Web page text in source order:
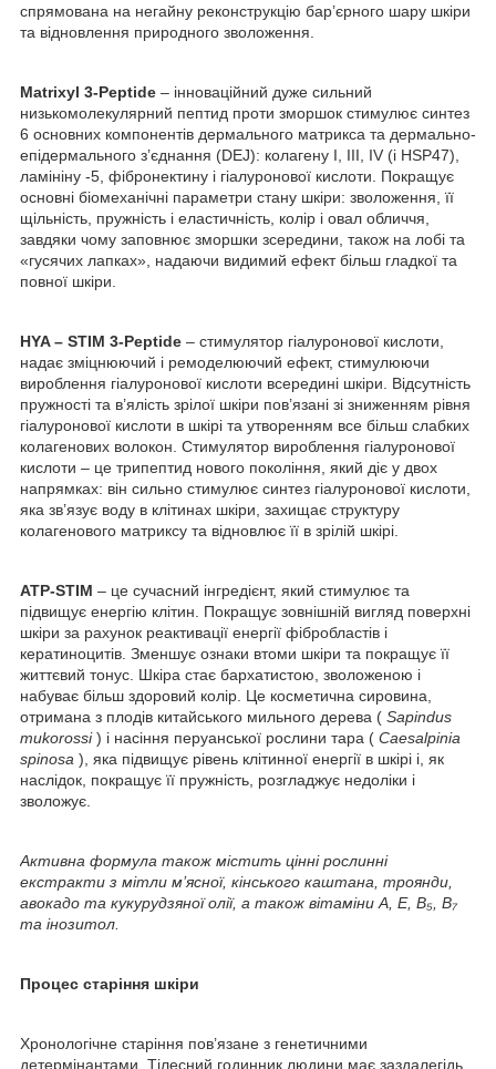
спрямована на негайну реконструкцію бар’єрного шару шкіри
та відновлення природного зволоження.
Matrixyl 3-Peptide – інноваційний дуже сильний
низькомолекулярний пептид проти зморшок стимулює синтез
6 основних компонентів дермального матрикса та дермально-
епідермального з’єднання (DEJ): колагену I, III, IV (і HSP47),
ламініну -5, фібронектину і гіалуронової кислоти. Покращує
основні біомеханічні параметри стану шкіри: зволоження, її
щільність, пружність і еластичність, колір і овал обличчя,
завдяки чому заповнює зморшки зсередини, також на лобі та
«гусячих лапках», надаючи видимий ефект більш гладкої та
повної шкіри.
HYA – STIM 3-Peptide – стимулятор гіалуронової кислоти,
надає зміцнюючий і ремоделюючий ефект, стимулюючи
вироблення гіалуронової кислоти всередині шкіри. Відсутність
пружності та в’ялість зрілої шкіри пов’язані зі зниженням рівня
гіалуронової кислоти в шкірі та утворенням все більш слабких
колагенових волокон. Стимулятор вироблення гіалуронової
кислоти – це трипептид нового покоління, який діє у двох
напрямках: він сильно стимулює синтез гіалуронової кислоти,
яка зв’язує воду в клітинах шкіри, захищає структуру
колагенового матриксу та відновлює її в зрілій шкірі.
ATP-STIM – це сучасний інгредієнт, який стимулює та
підвищує енергію клітин. Покращує зовнішній вигляд поверхні
шкіри за рахунок реактивації енергії фібробластів і
кератиноцитів. Зменшує ознаки втоми шкіри та покращує її
життєвий тонус. Шкіра стає бархатистою, зволоженою і
набуває більш здоровий колір. Це косметична сировина,
отримана з плодів китайського мильного дерева ( Sapindus
mukorossi) і насіння перуанської рослини тара ( Caesalpinia
spinosa ), яка підвищує рівень клітинної енергії в шкірі і, як
наслідок, покращує її пружність, розгладжує недоліки і
зволожує.
Активна формула також містить ціннірослинні
екстракти з мітли м’ясної, кінського каштана, троянди,
авокадо та кукурудзяної олії, а також вітаміни A, E, B₅, B₇
та інозитол.
Процес старіння шкіри
Хронологічне старіння пов’язане з генетичними
детермінантами. Тілесний годинник людини має заздалегідь